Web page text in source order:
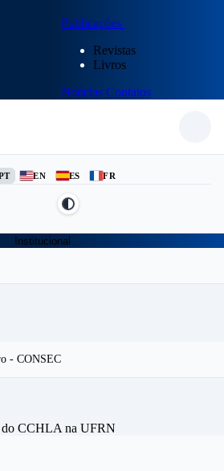
Publicações
Revistas
Livros
Notícias Contatos
EN ES FR
Institucional
- CONSEC
do CCHLA na UFRN